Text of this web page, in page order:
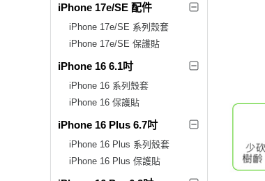
iPhone 17e/SE 配件
iPhone 17e/SE 系列殼套
iPhone 17e/SE 保護貼
iPhone 16 6.1吋
iPhone 16 系列殼套
iPhone 16 保護貼
iPhone 16 Plus 6.7吋
iPhone 16 Plus 系列殼套
iPhone 16 Plus 保護貼